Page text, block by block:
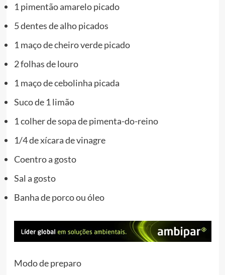
1 pimentão amarelo picado
5 dentes de alho picados
1 maço de cheiro verde picado
2 folhas de louro
1 maço de cebolinha picada
Suco de 1 limão
1 colher de sopa de pimenta-do-reino
1/4 de xícara de vinagre
Coentro a gosto
Sal a gosto
Banha de porco ou óleo
Modo de preparo